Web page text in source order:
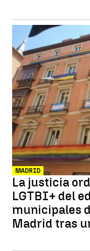
MADRID
La justicia
LGTBI+ del
municipales
Madrid tras